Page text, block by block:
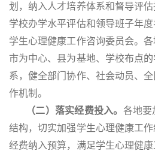
划，纳入人才培养体系和督导评
学校办学水平评估和领导班子年
学生心理健康工作咨询委员会。各
市为中心、县为基地、学校布点
系，健全部门协作、社会动员、
作机制。
（二）落实经费投入。 各地要
结构，切实加强学生心理健康工
经费纳入预算，满足学生心理健